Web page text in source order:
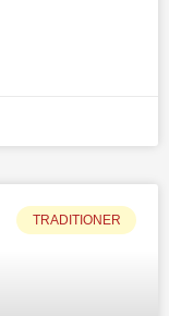
TRADITIONER